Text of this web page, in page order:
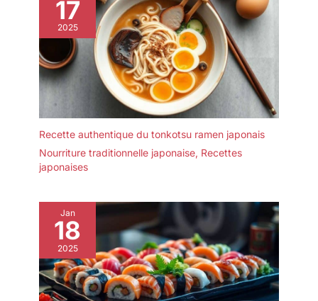
inoxydable, bol
antiadhésif, couvercle
en verre résistant au
lave-vaisselle, palette
et tasse à mesurer.
17
2025
Recette authentique du tonkotsu ramen japonais
Nourriture traditionnelle japonaise, Recettes
japonaises
Jan
18
2025